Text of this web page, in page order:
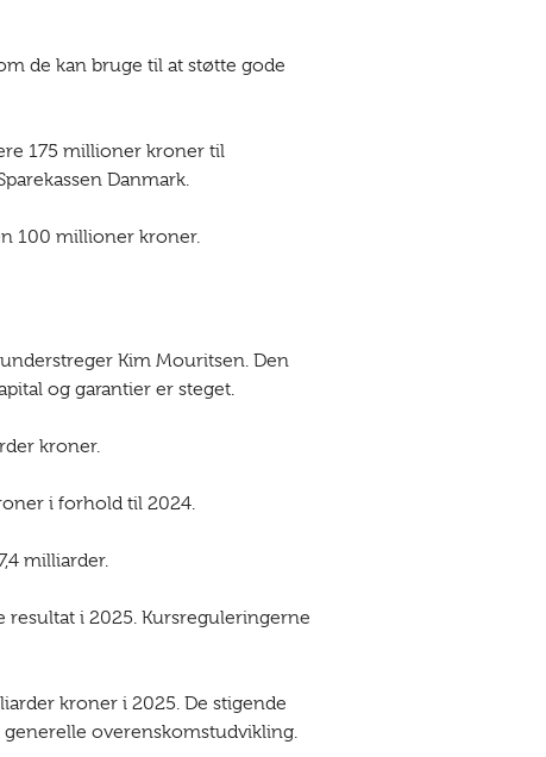
de kan bruge til at støtte gode
175 millioner kroner til
Danmark.
100 millioner kroner.
Kim Mouritsen. Den
og garantier er steget.
kroner.
i forhold til 2024.
milliarder.
resultat i 2025. Kursreguleringerne
kroner i 2025. De stigende
overenskomstudvikling.